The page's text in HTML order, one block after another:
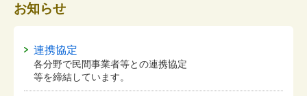
お知らせ
連携協定
各分野で民間事業者等との連携協定
等を締結しています。